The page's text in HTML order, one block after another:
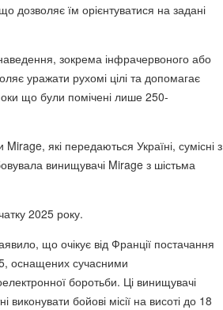
дозволяє їм орієнтуватися на задані
зокрема інфрачервоного або
уражати рухомі цілі та допомагає
що були помічені лише 250-
які передаються Україні, сумісні з
винищувачі Mirage з шістьма
2025 року.
що очікує від Франції постачання
оснащених сучасними
боротьби. Ці винищувачі
бойові місії на висоті до 18